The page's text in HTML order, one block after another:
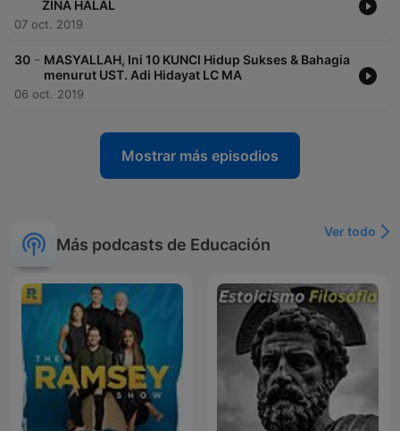
ZINA HALAL
07 oct. 2019
30 - MASYALLAH, Ini 10 KUNCI Hidup Sukses & Bahagia
menurut UST. Adi Hidayat LC MA
06 oct. 2019
Mostrar más episodios
Más podcasts de Educación
Ver todo